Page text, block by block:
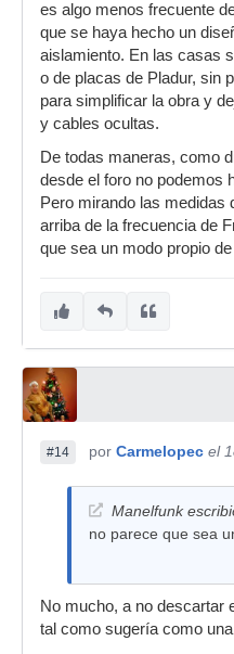
es algo menos frecuente
que se haya hecho un
aislamiento. En las casas
o de placas de Pladur, sin
para simplificar la obra y
y cables ocultas.
De todas maneras, como
desde el foro no podemos
Pero mirando las medidas
arriba de la frecuencia de
que sea un modo propio
#14 por Carmelopec el
Manelfunk
no parece que sea
No mucho, a no descartar
tal como sugería como